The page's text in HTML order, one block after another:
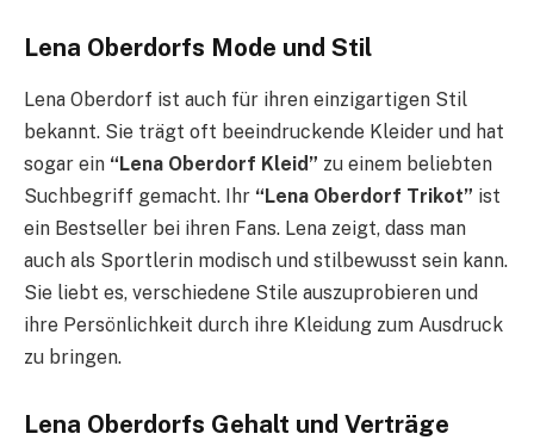
Lena Oberdorfs Mode und Stil
Lena Oberdorf ist auch für ihren einzigartigen Stil
bekannt. Sie trägt oft beeindruckende Kleider und hat
sogar ein “Lena Oberdorf Kleid” zu einem beliebten
Suchbegriff gemacht. Ihr “Lena Oberdorf Trikot” ist
ein Bestseller bei ihren Fans. Lena zeigt, dass man
auch als Sportlerin modisch und stilbewusst sein kann.
Sie liebt es, verschiedene Stile auszuprobieren und
ihre Persönlichkeit durch ihre Kleidung zum Ausdruck
zu bringen.
Lena Oberdorfs Gehalt und Verträge